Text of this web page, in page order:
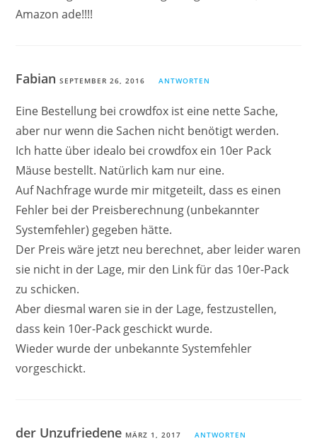
Amazon ade!!!!
FabianSEPTEMBER 26, 2016 ANTWORTEN
Eine Bestellung bei crowdfox ist eine nette Sache,
aber nur wenn die Sachen nicht benötigt werden.
Ich hatte über idealo bei crowdfox ein 10er Pack
Mäuse bestellt. Natürlich kam nur eine.
Auf Nachfrage wurde mir mitgeteilt, dass es einen
Fehler bei der Preisberechnung (unbekannter
Systemfehler) gegeben hätte.
Der Preis wäre jetzt neu berechnet, aber leider waren
sie nicht in der Lage, mir den Link für das 10er-Pack
zu schicken.
Aber diesmal waren sie in der Lage, festzustellen,
dass kein 10er-Pack geschickt wurde.
Wieder wurde der unbekannte Systemfehler
vorgeschickt.
der Unzufriedene MÄRZ 1, 2017 ANTWORTEN